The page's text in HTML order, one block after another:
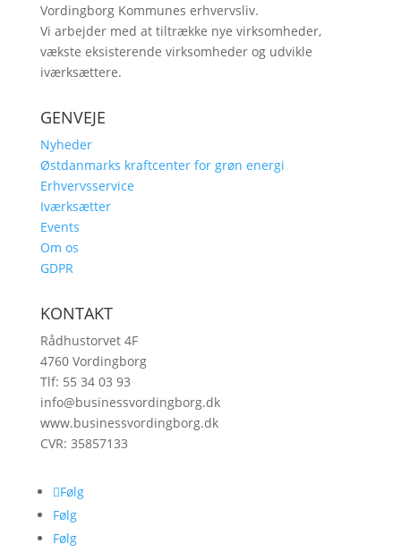
Vordingborg Kommunes erhvervsliv.
Vi arbejder med at tiltrække nye virksomheder,
vækste eksisterende virksomheder og udvikle
iværksættere.
GENVEJE
Nyheder
Østdanmarks kraftcenter for grøn energi
Erhvervsservice
Iværksætter
Events
Om os
GDPR
KONTAKT
Rådhustorvet 4F
4760 Vordingborg
Tlf: 55 34 03 93
info@businessvordingborg.dk
www.businessvordingborg.dk
CVR: 35857133
Følg
Følg
Følg